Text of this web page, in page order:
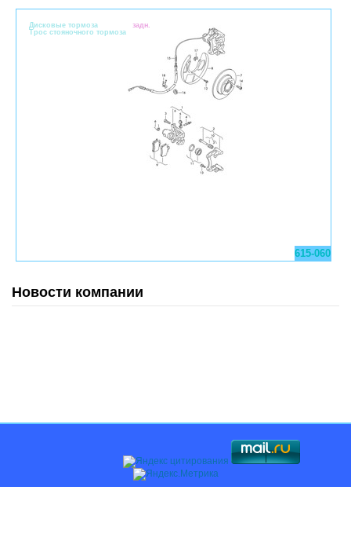
Дисковые тормоза
Трос стояночного тормоза
задн.
615-060
Новости компании